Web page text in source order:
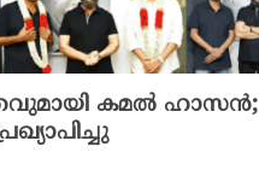
കമൽ ഹാസൻ;